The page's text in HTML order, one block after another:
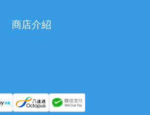
商店介紹